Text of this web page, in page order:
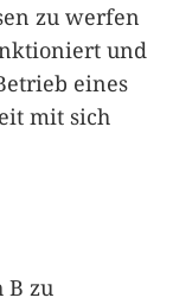
zu werfen
und
eines
mit sich
B zu